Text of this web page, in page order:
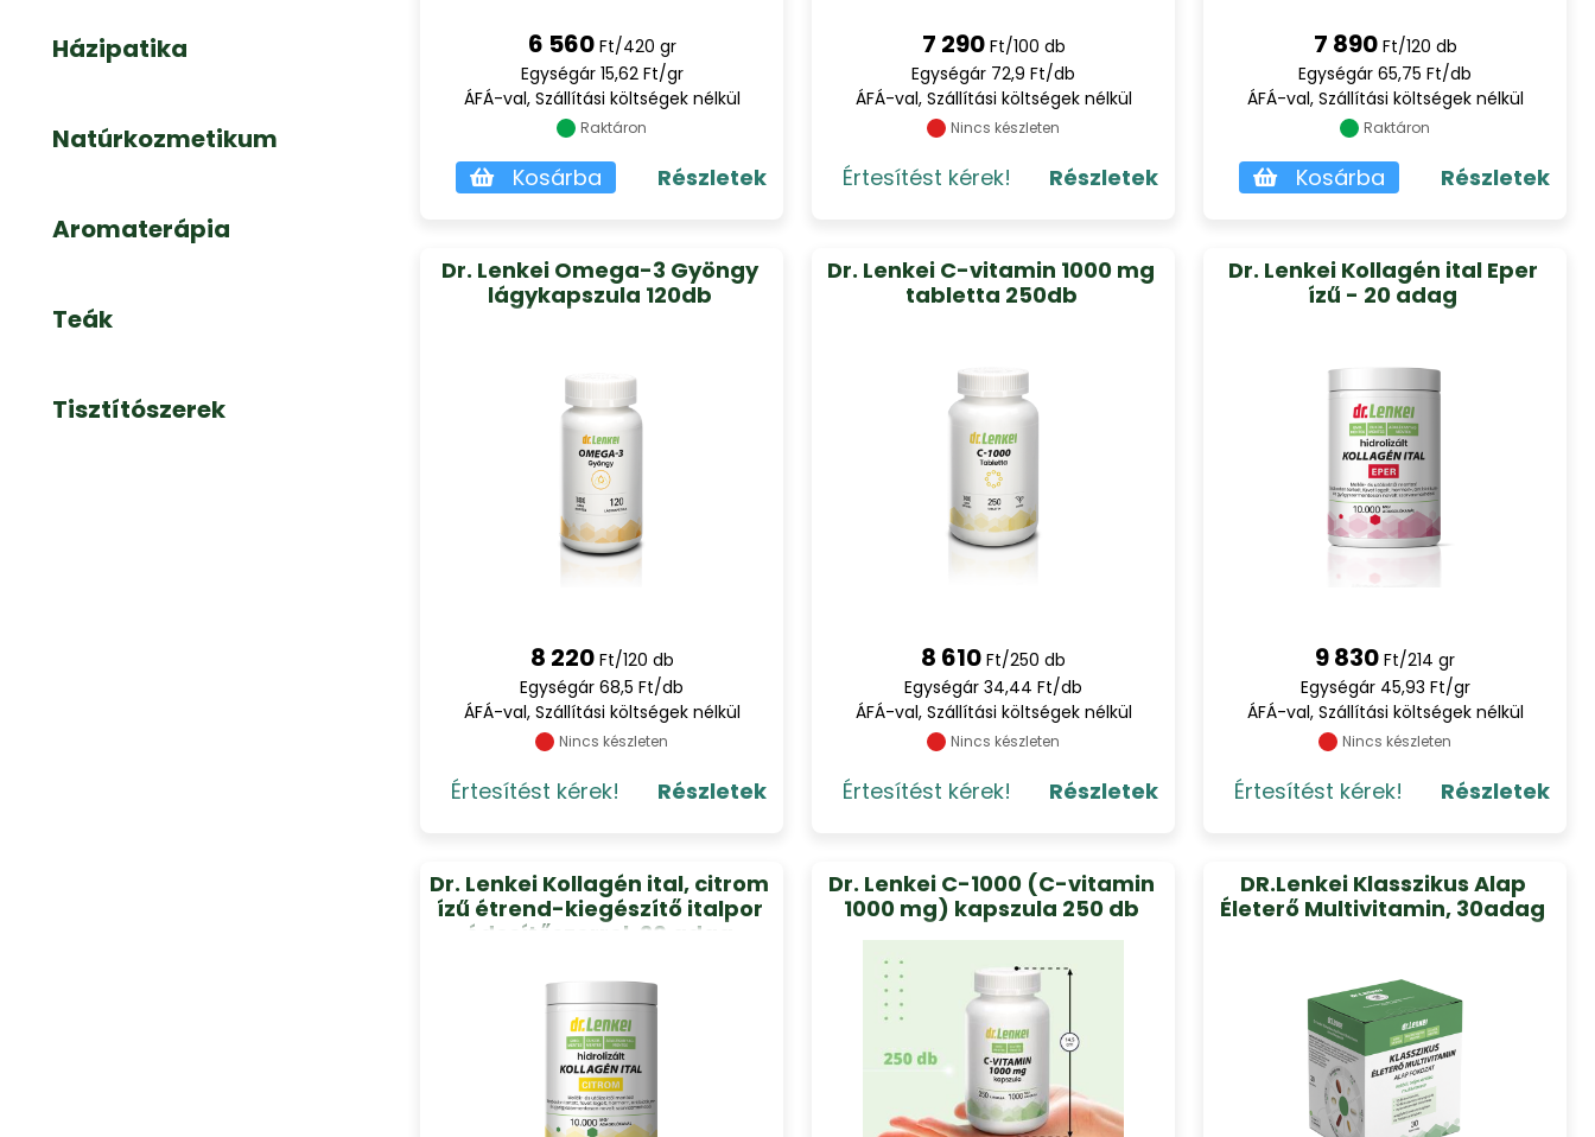
Házipatika
Natúrkozmetikum
Aromaterápia
Teák
Tisztítószerek
6 560 Ft/420 gr
Egységár 15,62 Ft/gr
ÁFÁ-val, Szállítási költségek nélkül
Raktáron
Kosárba Részletek
7 290 Ft/100 db
Egységár 72,9 Ft/db
ÁFÁ-val, Szállítási költségek nélkül
Nincs készleten
Értesítést kérek! Részletek
7 890 Ft/120 db
Egységár 65,75 Ft/db
ÁFÁ-val, Szállítási költségek nélkül
Raktáron
Kosárba Részletek
Dr. Lenkei Omega-3 Gyöngy
lágykapszula 120db
8 220 Ft/120 db
Egységár 68,5 Ft/db
ÁFÁ-val, Szállítási költségek nélkül
Nincs készleten
Értesítést kérek! Részletek
Dr. Lenkei C-vitamin 1000 mg
tabletta 250db
8 610 Ft/250 db
Egységár 34,44 Ft/db
ÁFÁ-val, Szállítási költségek nélkül
Nincs készleten
Értesítést kérek! Részletek
Dr. Lenkei Kollagén ital Eper
ízű - 20 adag
9 830 Ft/214 gr
Egységár 45,93 Ft/gr
ÁFÁ-val, Szállítási költségek nélkül
Nincs készleten
Értesítést kérek! Részletek
Dr. Lenkei Kollagén ital, citrom
ízű étrend-kiegészítő italpor
édesítőszerrel, 20 adag
Dr. Lenkei C-1000 (C-vitamin
1000 mg) kapszula 250 db
DR.Lenkei Klasszikus Alap
Életerő Multivitamin, 30adag